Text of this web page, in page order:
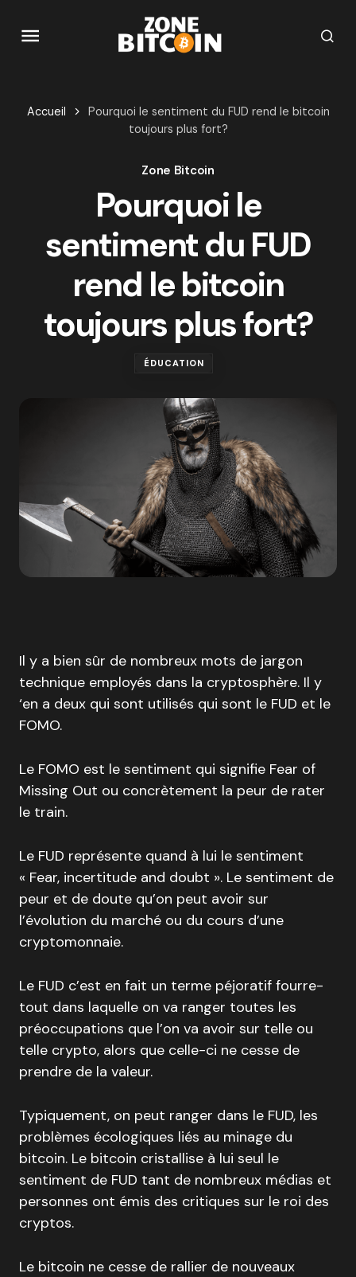
Accueil
Pourquoi le sentiment du FUD rend le bitcoin
toujours plus fort?
Zone Bitcoin
Pourquoi le
sentiment du FUD
rend le bitcoin
toujours plus fort?
ÉDUCATION
Il y a bien sûr de nombreux mots de jargon
technique employés dans la cryptosphère. Il y
‘en a deux qui sont utilisés qui sont le FUD et le
FOMO.
Le FOMO est le sentiment qui signifie Fear of
Missing Out ou concrètement la peur de rater
le train.
Le FUD représente quand à lui le sentiment
« Fear, incertitude and doubt ». Le sentiment de
peur et de doute qu’on peut avoir sur
l’évolution du marché ou du cours d’une
cryptomonnaie.
Le FUD c’est en fait un terme péjoratif fourre-
tout dans laquelle on va ranger toutes les
préoccupations que l’on va avoir sur telle ou
telle crypto, alors que celle-ci ne cesse de
prendre de la valeur.
Typiquement, on peut ranger dans le FUD, les
problèmes écologiques liés au minage du
bitcoin. Le bitcoin cristallise à lui seul le
sentiment de FUD tant de nombreux médias et
personnes ont émis des critiques sur le roi des
cryptos.
Le bitcoin ne cesse de rallier de nouveaux